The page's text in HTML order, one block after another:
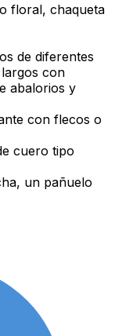
floral, chaqueta
de diferentes
con
abalorios y
con flecos o
cuero tipo
un pañuelo